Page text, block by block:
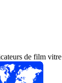
de film